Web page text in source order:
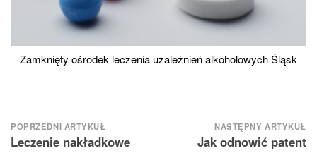
Zamknięty ośrodek leczenia uzależnień alkoholowych Śląsk
Nawigacja
wpisu
POPRZEDNI ARTYKUŁ
Leczenie nakładkowe
NASTĘPNY ARTYKUŁ
Jak odnowić patent